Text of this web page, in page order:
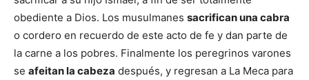
obediente a Dios. Los musulmanes sacrifican una cabra
o cordero en recuerdo de este acto de fe y dan parte de
la carne a los pobres. Finalmente los peregrinos varones
se afeitan la cabeza después, y regresan a La Meca para